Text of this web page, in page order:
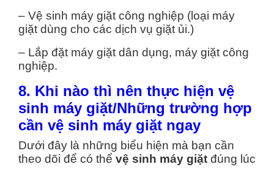
– Vệ sinh máy giặt công nghiệp (loại máy
giặt dùng cho các dịch vụ giặt ủi.)
– Lắp đặt máy giặt dân dụng, máy giặt công
nghiệp.
8. Khi nào thì nên thực hiện vệ
sinh máy giặt/Những trường hợp
cần vệ sinh máy giặt ngay
Dưới đây là những biểu hiện mà bạn cần
theo dõi để có thể vệ sinh máy giặt đúng lúc